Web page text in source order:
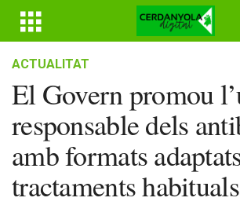
ACTUALITAT
El Govern promou
responsable dels
amb formats
tractaments habituals